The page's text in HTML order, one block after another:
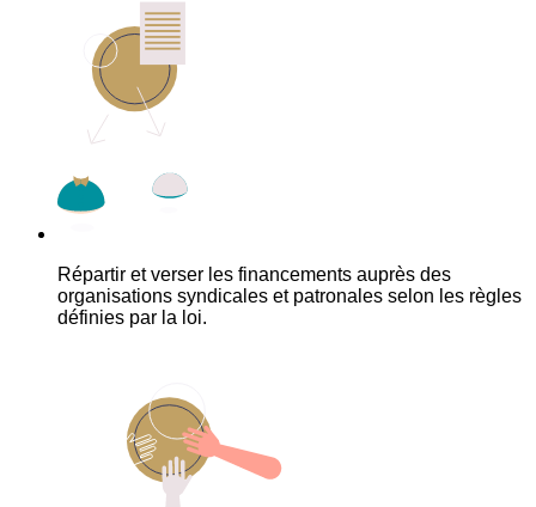
Répartir et verser les financements auprès des
organisations syndicales et patronales selon les règles
définies par la loi.